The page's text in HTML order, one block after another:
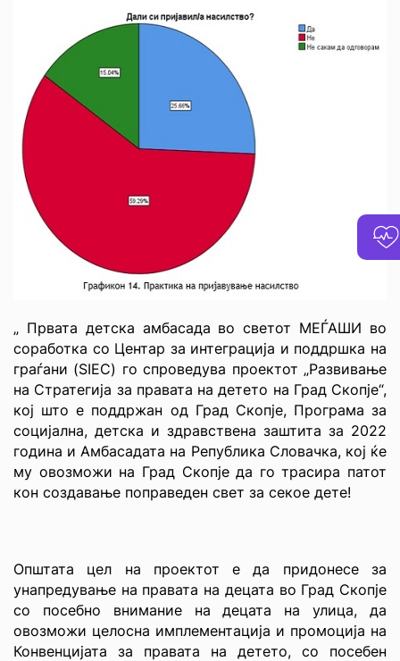
„ Првата детска амбасада во светот МЕЃАШИ во
соработка со Центар за интеграција и поддршка на
граѓани (SIEC) го спроведува проектот „Развивање
на Стратегија за правата на детето на Град Скопје“,
кој што е поддржан од Град Скопје, Програма за
социјална, детска и здравствена заштита за 2022
година и Амбасадата на Република Словачка, кој ќе
му овозможи на Град Скопје да го трасира патот
кон создавање поправеден свет за секое дете!
Општата цел на проектот е да придонесе за
унапредување на правата на децата во Град Скопје
со посебно внимание на децата на улица, да
овозможи целосна имплементација и промоција на
Конвенцијата за правата на детето, со посебен